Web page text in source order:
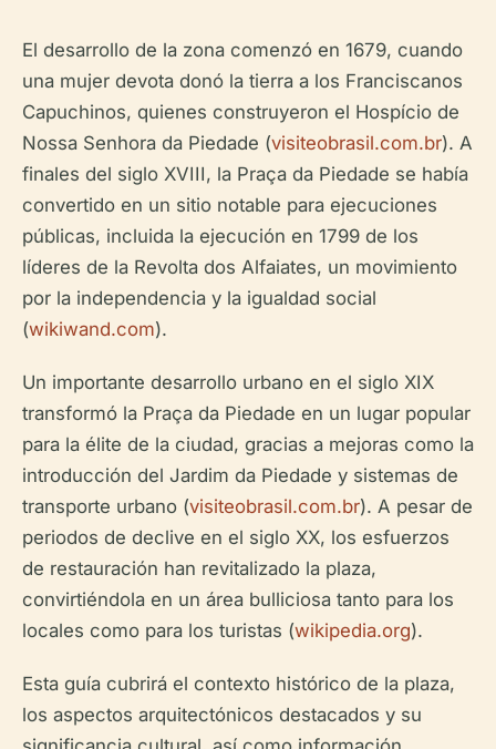
El desarrollo de la zona comenzó en 1679, cuando
una mujer devota donó la tierra a los Franciscanos
Capuchinos, quienes construyeron el Hospício de
Nossa Senhora da Piedade (visiteobrasil.com.br). A
finales del siglo XVIII, la Praça da Piedade se había
convertido en un sitio notable para ejecuciones
públicas, incluida la ejecución en 1799 de los
líderes de la Revolta dos Alfaiates, un movimiento
por la independencia y la igualdad social
(wikiwand.com).
Un importante desarrollo urbano en el siglo XIX
transformó la Praça da Piedade en un lugar popular
para la élite de la ciudad, gracias a mejoras como la
introducción del Jardim da Piedade y sistemas de
transporte urbano (visiteobrasil.com.br). A pesar de
periodos de declive en el siglo XX, los esfuerzos
de restauración han revitalizado la plaza,
convirtiéndola en un área bulliciosa tanto para los
locales como para los turistas (wikipedia.org).
Esta guía cubrirá el contexto histórico de la plaza,
los aspectos arquitectónicos destacados y su